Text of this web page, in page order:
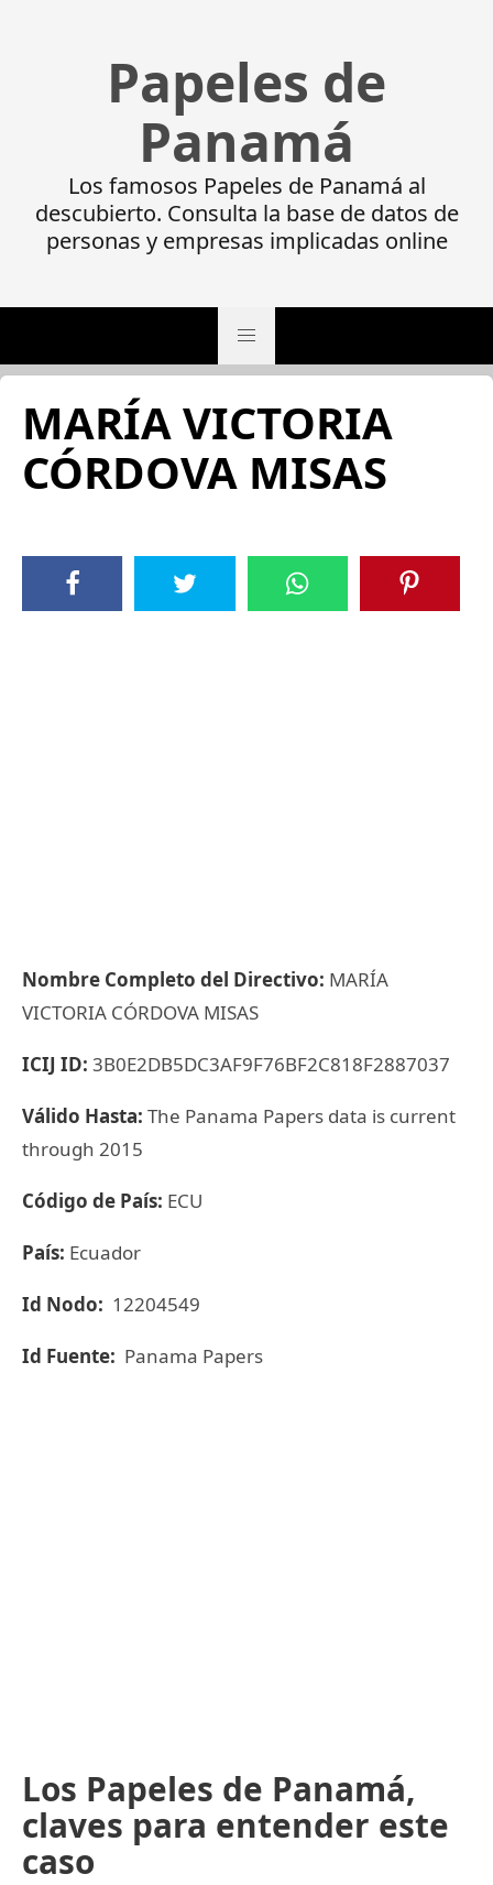
Papeles de
Panamá
Los famosos Papeles de Panamá al
descubierto. Consulta la base de datos de
personas y empresas implicadas online
MARÍA VICTORIA
CÓRDOVA MISAS
Nombre Completo del Directivo: MARÍA
VICTORIA CÓRDOVA MISAS
ICIJ ID: 3B0E2DB5DC3AF9F76BF2C818F2887037
Válido Hasta: The Panama Papers data is current
through 2015
Código de País: ECU
País: Ecuador
Id Nodo: 12204549
Id Fuente: Panama Papers
Los Papeles de Panamá,
claves para entender este
caso